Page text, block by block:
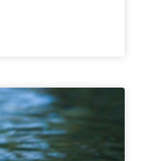
produtos,
segurança.